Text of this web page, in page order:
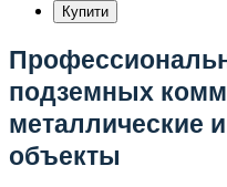
Купити
подземных
металлические
объекты